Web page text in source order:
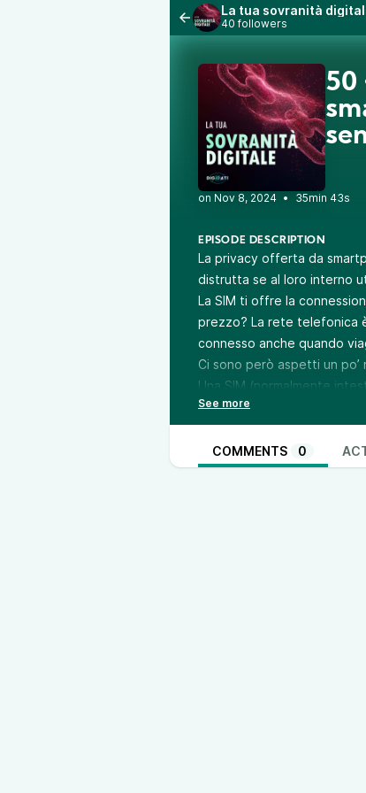
La tua sovranità
40 followers
50
• 35min 43s
EPISODE DESCRIPTION
La privacy offerta da
distrutta se al loro interno
La SIM ti offre la
prezzo? La rete telefonica
connesso anche quando
Ci sono però aspetti un po’
Una SIM (normalmente
che visiti e anche le
Non il massimo per la
Stando così le cose, a che
GrapheneOS, LineageOS,
COMMENTS 0